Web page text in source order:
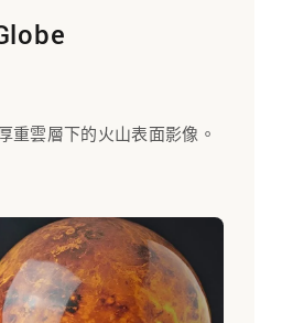
重雲層下的火山表面影像。